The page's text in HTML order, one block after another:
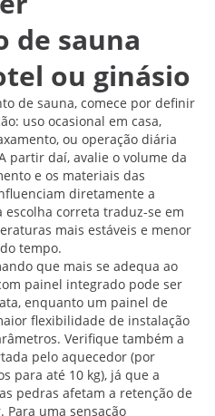
de sauna
ou ginásio
de sauna, comece por definir
uso ocasional em casa,
ou operação diária
partir daí, avalie o volume da
e os materiais das
diretamente a
correta traduz-se em
mais estáveis e menor
tempo.
que mais se adequa ao
painel integrado pode ser
enquanto um painel de
flexibilidade de instalação
Verifique também a
pelo aquecedor (por
para até 10 kg), já que a
pedras afetam a retenção de
uma sensação